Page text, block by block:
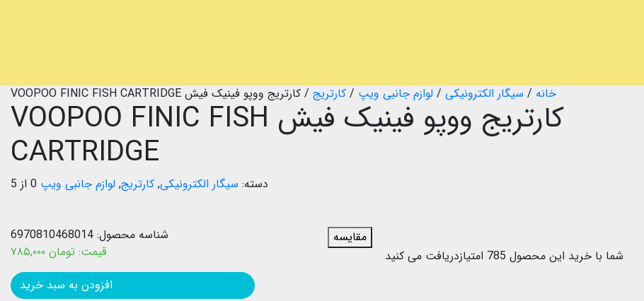
خانه / سیگار الکترونیکی / لوازم جانبی ویپ / کارتریج / کارتریج ووپو فینیک فیش VOOPOO FINIC FISH CARTRIDGE
کارتریج ووپو فینیک فیش VOOPOO FINIC FISH
CARTRIDGE
دسته: سیگار الکترونیکی, کارتریج, لوازم جانبی ویپ 0 از 5
مقایسه
شما با خرید این محصول 785 امتیازدریافت می کنید
شناسه محصول: 6970810468014
قیمت: تومان